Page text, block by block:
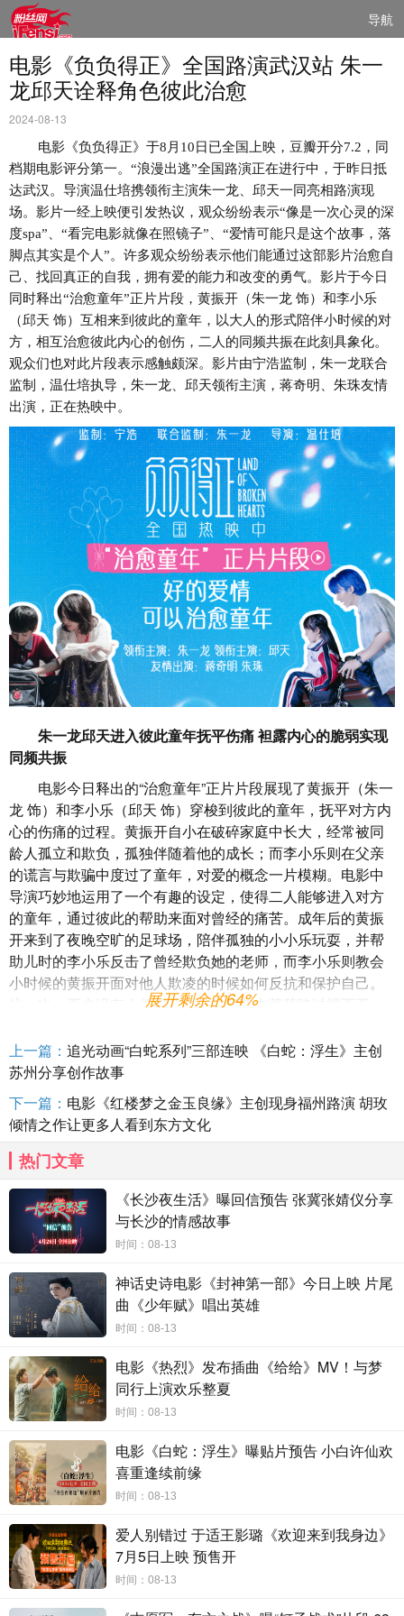
导航
电影《负负得正》全国路演武汉站 朱一
龙邱天诠释角色彼此治愈
2024-08-13
电影《负负得正》于8月10日已全国上映，豆瓣开分7.2，同
档期电影评分第一。“浪漫出逃”全国路演正在进行中，于昨日抵
达武汉。导演温仕培携领衔主演朱一龙、邱天一同亮相路演现
场。影片一经上映便引发热议，观众纷纷表示“像是一次心灵的深
度spa”、“看完电影就像在照镜子”、“爱情可能只是这个故事，落
脚点其实是个人”。许多观众纷纷表示他们能通过这部影片治愈自
己、找回真正的自我，拥有爱的能力和改变的勇气。影片于今日
同时释出“治愈童年”正片片段，黄振开（朱一龙 饰）和李小乐
（邱天 饰）互相来到彼此的童年，以大人的形式陪伴小时候的对
方，相互治愈彼此内心的创伤，二人的同频共振在此刻具象化。
观众们也对此片段表示感触颇深。影片由宁浩监制，朱一龙联合
监制，温仕培执导，朱一龙、邱天领衔主演，蒋奇明、朱珠友情
出演，正在热映中。
朱一龙邱天进入彼此童年抚平伤痛 袒露内心的脆弱实现
同频共振
电影今日释出的“治愈童年”正片片段展现了黄振开（朱一
龙 饰）和李小乐（邱天 饰）穿梭到彼此的童年，抚平对方内
心的伤痛的过程。黄振开自小在破碎家庭中长大，经常被同
龄人孤立和欺负，孤独伴随着他的成长；而李小乐则在父亲
的谎言与欺骗中度过了童年，对爱的概念一片模糊。电影中
导演巧妙地运用了一个有趣的设定，使得二人能够进入对方
的童年，通过彼此的帮助来面对曾经的痛苦。成年后的黄振
开来到了夜晚空旷的足球场，陪伴孤独的小小乐玩耍，并帮
助儿时的李小乐反击了曾经欺负她的老师，而李小乐则教会
小时候的黄振开面对他人欺凌的时候如何反抗和保护自己。
这一次，再也没有人仅仅从他们的童年中草草路过视而不
人的童年经历如同彼此的倒影，在相互倾诉中，他们的心也
逐渐靠近。随着一次次的接触与交流，二人慢慢敞开了心
扉，治愈了彼此内心的孤独与恐惧。影片通过这一段展示了
两个孤独的灵魂如何在儿时的交汇中相互治愈，彼此弥补了
童年中缺失的那部分，在袒露内心的脆弱中重拾了面对未来
的勇气，两个原本孤独、不敢爱的人终于打破心防，走向内
心的和解与接纳。
影片风格浪漫艺术且放飞，观众在观影后纷纷表示，这
一片段给他们留下了深刻的印象。影片精准地捕捉到了现代
年轻人面对情感时的复杂心理——既渴望爱又恐惧爱的矛盾
心理，切入了都市男女的精神世界，窥探到了他们最隐蔽、
真实、渴望爱的部分。通过黄振开与李小乐在彼此的童年中
相遇，观众见证了两颗孤独的心灵如何彼此救赎。这一设定
令观众深受触动，引发了人们对如何勇敢面对自己内心的思
考。黄振开在麻木的生活中挣扎，而李小乐因原生家庭的伤
害封闭了内心，这种“爱无能”的状态使得他们难以真正感知
爱。“开着灯，就只能在一个具体的房间里，但关上灯，就可
以去任何的地方”，二人在关上灯后彼此治愈了对方的童年中
的不幸。爱能赋予人勇气，同频的人终会治愈彼此找到真正
的自由与爱。在昨日的路演现场，观众纷纷强调了黄振开和
李小乐相互治愈童年片段深深地打动了他们，特别提到看到
角色变回小孩的状态令人十分动容，并表示“爱能够治愈童
年，让我们变成小孩子”。朱一龙与邱天也分享了这一片段的
幕后故事。朱一龙透露，当看到黄振开陪伴小小乐坐在足球
场上的画面既浪漫又感人，并提到即兴添加了带着小小乐骑
展开剩余的64%
上一篇： 追光动画“白蛇系列”三部连映 《白蛇：浮生》主创
苏州分享创作故事
下一篇： 电影《红楼梦之金玉良缘》主创现身福州路演 胡玫
倾情之作让更多人看到东方文化
热门文章
《长沙夜生活》曝回信预告 张冀张婧仪分享
与长沙的情感故事
时间：08-13
神话史诗电影《封神第一部》今日上映 片尾
曲《少年赋》唱出英雄
时间：08-13
电影《热烈》发布插曲《给给》MV！与梦
同行上演欢乐整夏
时间：08-13
电影《白蛇：浮生》曝贴片预告 小白许仙欢
喜重逢续前缘
时间：08-13
爱人别错过 于适王影璐《欢迎来到我身边》
7月5日上映 预售开
时间：08-13